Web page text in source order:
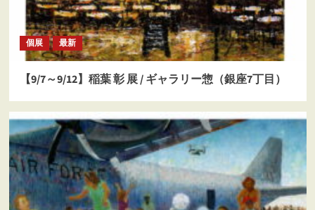
個展 最新
【9/7～9/12】稲葉 彰 展 / ギャラリー惣（銀座7丁目）